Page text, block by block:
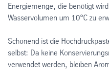
Energiemenge, die benötigt
Wasservolumen um 10°C zu
Schonend ist die
selbst: Da keine
verwendet werden, bleiben